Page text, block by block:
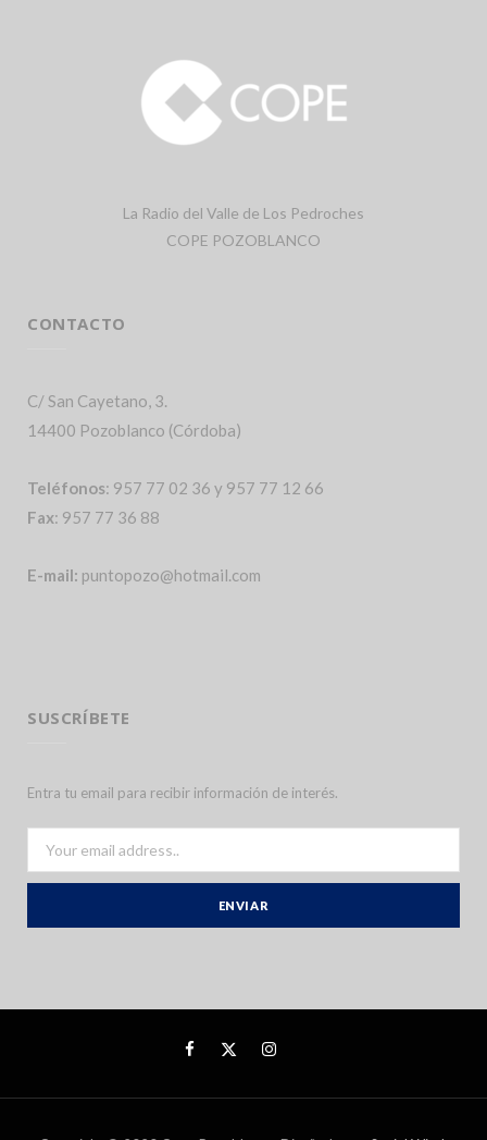
La Radio del Valle de Los Pedroches
COPE POZOBLANCO
CONTACTO
C/ San Cayetano, 3.
14400 Pozoblanco (Córdoba)
Teléfonos: 957 77 02 36 y 957 77 12 66
Fax: 957 77 36 88
E-mail: puntopozo@hotmail.com
SUSCRÍBETE
Entra tu email para recibir información de interés.